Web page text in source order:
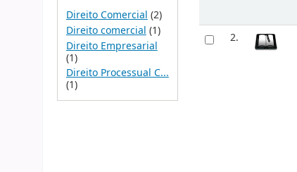
Direito Comercial (2)
Direito comercial (1)
Direito Empresarial
(1)
Direito Processual C...
(1)
2.